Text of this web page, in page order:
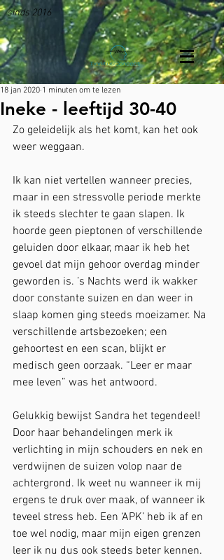
sinds 2016
Ineke - leeftijd 30-40
18 jan 2020 1 minuten om te lezen
Zo geleidelijk als het komt, kan het ook
weer weggaan.
Ik kan niet vertellen wanneer precies,
maar in een stressvolle periode merkte
ik steeds slechter te gaan slapen. Ik
hoorde geen pieptonen of verschillende
geluiden door elkaar, maar ik heb het
gevoel dat mijn gehoor overdag minder
geworden is. ’s Nachts werd ik wakker
door constante suizen en dan weer in
slaap komen ging steeds moeizamer. Na
verschillende artsbezoeken; een
gehoortest en een scan, blijkt er
medisch geen oorzaak. “Leer er maar
mee leven” was het antwoord.
Gelukkig bewijst Sandra het tegendeel!
Door haar behandelingen merk ik
verlichting in mijn schouders en nek en
verdwijnen de suizen volop naar de
achtergrond. Ik weet nu wanneer ik mij
ergens te druk over maak, of wanneer ik
teveel stress heb. Een ‘APK’ heb ik af en
toe wel nodig, maar mijn eigen grenzen
leer ik nu dus ook steeds beter kennen.